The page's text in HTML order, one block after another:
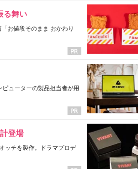
る舞い
お値段そのまま おかわり
ューターの製品担当者が用
登場
ッチを製作。ドラマプロデ